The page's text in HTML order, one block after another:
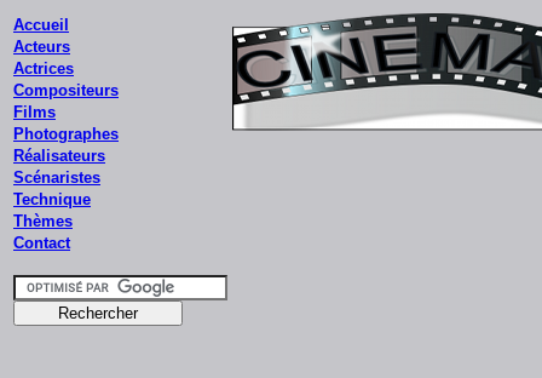
Accueil
Acteurs
Actrices
Compositeurs
Films
Photographes
Réalisateurs
Scénaristes
Technique
Thèmes
Contact